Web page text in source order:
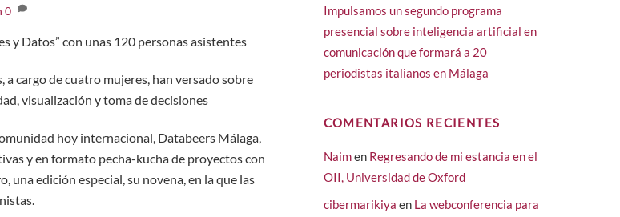
0
y Datos” con unas 120 personas asistentes
cargo de cuatro mujeres, han versado sobre
visualización y toma de decisiones
hoy internacional, Databeers Málaga,
y en formato pecha-kucha de proyectos con
una edición especial, su novena, en la que las
Impulsamos un segundo programa
presencial sobre inteligencia artificial en
comunicación que formará a 20
periodistas italianos en Málaga
COMENTARIOS RECIENTES
Naimen Regresando de mi estancia en el
OII, Universidad de Oxford
cibermarikiya en La webconferencia para